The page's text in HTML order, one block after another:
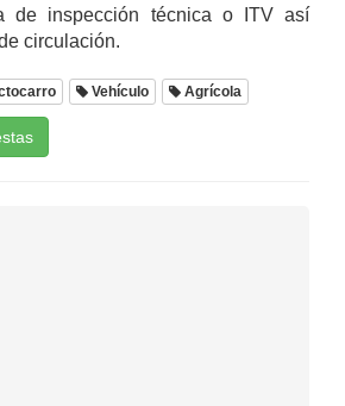
de inspección técnica o ITV así
circulación.
Vehículo Agrícola